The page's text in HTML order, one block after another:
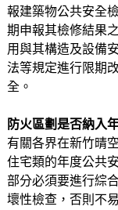
報建築物公共安全
期申報其檢修結果
用與其構造及設備
法等規定進行限期
全。
防火區劃是否納入
有關各界在新竹晴
住宅類的年度公共
部分必須要進行綜
壞性檢查，否則不